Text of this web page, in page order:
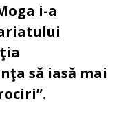
i-a
să iasă mai